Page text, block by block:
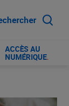
ACCÈS AU
NUMÉRIQUE.